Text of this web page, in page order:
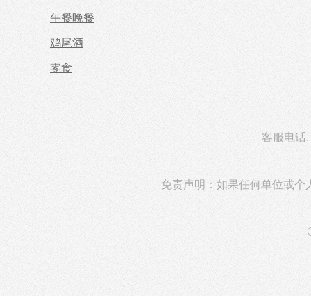
午餐晚餐
鸡尾酒
零食
客服电话
免责声明：如果任何单位或